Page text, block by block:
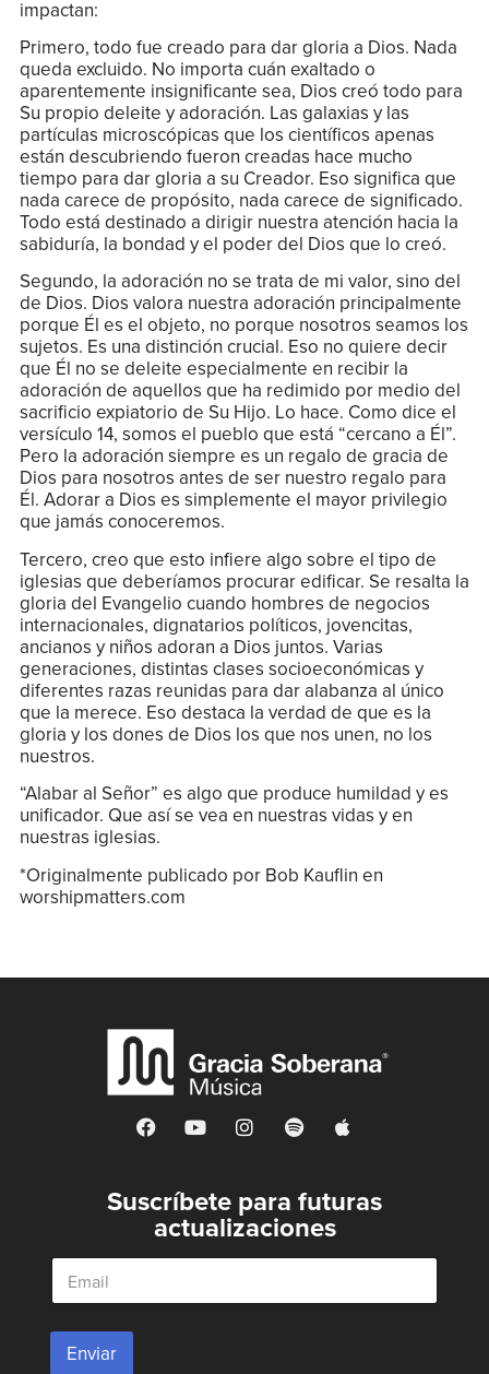
impactan:
Primero, todo fue creado para dar gloria a Dios. Nada
queda excluido. No importa cuán exaltado o
aparentemente insignificante sea, Dios creó todo para
Su propio deleite y adoración. Las galaxias y las
partículas microscópicas que los científicos apenas
están descubriendo fueron creadas hace mucho
tiempo para dar gloria a su Creador. Eso significa que
nada carece de propósito, nada carece de significado.
Todo está destinado a dirigir nuestra atención hacia la
sabiduría, la bondad y el poder del Dios que lo creó.
Segundo, la adoración no se trata de mi valor, sino del
de Dios. Dios valora nuestra adoración principalmente
porque Él es el objeto, no porque nosotros seamos los
sujetos. Es una distinción crucial. Eso no quiere decir
que Él no se deleite especialmente en recibir la
adoración de aquellos que ha redimido por medio del
sacrificio expiatorio de Su Hijo. Lo hace. Como dice el
versículo 14, somos el pueblo que está “cercano a Él”.
Pero la adoración siempre es un regalo de gracia de
Dios para nosotros antes de ser nuestro regalo para
Él. Adorar a Dios es simplemente el mayor privilegio
que jamás conoceremos.
Tercero, creo que esto infiere algo sobre el tipo de
iglesias que deberíamos procurar edificar. Se resalta la
gloria del Evangelio cuando hombres de negocios
internacionales, dignatarios políticos, jovencitas,
ancianos y niños adoran a Dios juntos. Varias
generaciones, distintas clases socioeconómicas y
diferentes razas reunidas para dar alabanza al único
que la merece. Eso destaca la verdad de que es la
gloria y los dones de Dios los que nos unen, no los
nuestros.
“Alabar al Señor” es algo que produce humildad y es
unificador. Que así se vea en nuestras vidas y en
nuestras iglesias.
*Originalmente publicado por Bob Kauflin en
worshipmatters.com
Suscríbete para futuras
actualizaciones
E
a
i
Enviar